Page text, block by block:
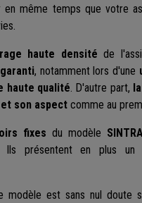
en même temps que votre
haute densité de
, notamment lors d'une
haute qualité. D'autre part,
son aspect comme au
fixes du modèle
Ils présentent en plus un
modèle est sans nul doute